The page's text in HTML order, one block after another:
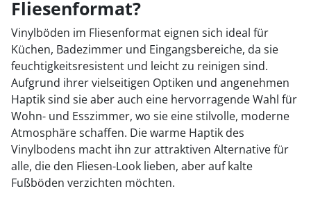
Fliesenformat?
Vinylböden im Fliesenformat eignen sich ideal für
Küchen, Badezimmer und Eingangsbereiche, da sie
feuchtigkeitsresistent und leicht zu reinigen sind.
Aufgrund ihrer vielseitigen Optiken und angenehmen
Haptik sind sie aber auch eine hervorragende Wahl für
Wohn- und Esszimmer, wo sie eine stilvolle, moderne
Atmosphäre schaffen. Die warme Haptik des
Vinylbodens macht ihn zur attraktiven Alternative für
alle, die den Fliesen-Look lieben, aber auf kalte
Fußböden verzichten möchten.